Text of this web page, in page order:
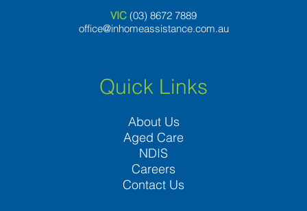
VIC (03) 8672 7889
office@inhomeassistance.com.au
Quick Links
About Us
Aged Care
NDIS
Careers
Contact Us